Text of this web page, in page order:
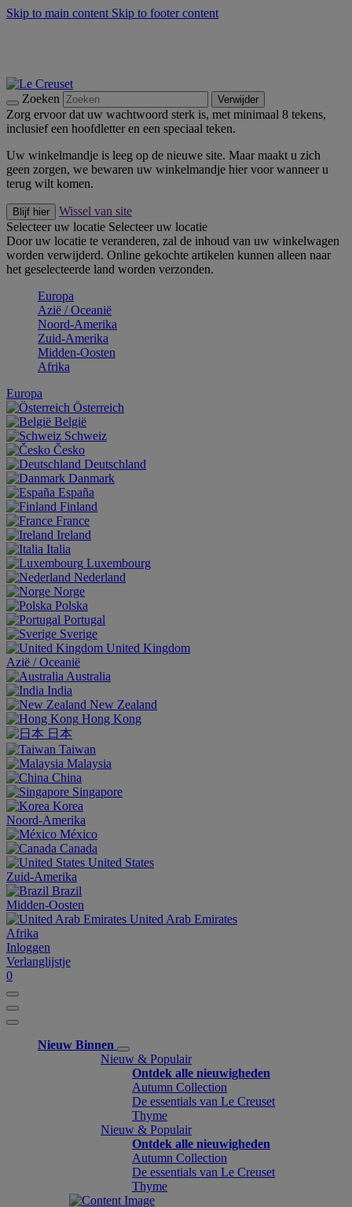
Skip to main content Skip to footer content
Zoeken Verwijder
Zorg ervoor dat uw wachtwoord sterk is, met minimaal 8 tekens,
inclusief een hoofdletter en een speciaal teken.
Uw winkelmandje is leeg op de nieuwe site. Maar maakt u zich
geen zorgen, we bewaren uw winkelmandje hier voor wanneer u
terug wilt komen.
Blijf hier
Wissel van site
Selecteer uw locatie Selecteer uw locatie
Door uw locatie te veranderen, zal de inhoud van uw winkelwagen
worden verwijderd. Online gekochte artikelen kunnen alleen naar
het geselecteerde land worden verzonden.
Europa
Aziё / Oceaniё
Noord-Amerika
Zuid-Amerika
Midden-Oosten
Afrika
Europa
Österreich
België
Schweiz
Česko
Deutschland
Danmark
España
Finland
France
Ireland
Italia
Luxembourg
Nederland
Norge
Polska
Portugal
Sverige
United Kingdom
Aziё / Oceaniё
Australia
India
New Zealand
Hong Kong
日本
Taiwan
Malaysia
China
Singapore
Korea
Noord-Amerika
México
Canada
United States
Zuid-Amerika
Brazil
Midden-Oosten
United Arab Emirates
Afrika
Inloggen
Verlanglijstje
0
Nieuw Binnen
Nieuw & Populair
Ontdek alle nieuwigheden
Autumn Collection
De essentials van Le Creuset
Thyme
Nieuw & Populair
Ontdek alle nieuwigheden
Autumn Collection
De essentials van Le Creuset
Thyme